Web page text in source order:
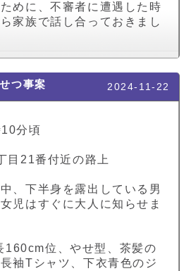
めに、不審者に遭遇した時
家族で話し合っておきまし
つ事案 2024-11-22
分頃
目21番付近の路上
、下半身を露出している男
児はすぐに大人に知らせま
160cm位、やせ型、茶髪の
袖Tシャツ、下衣青色のジ